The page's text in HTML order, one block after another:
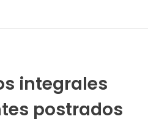
integrales
postrados